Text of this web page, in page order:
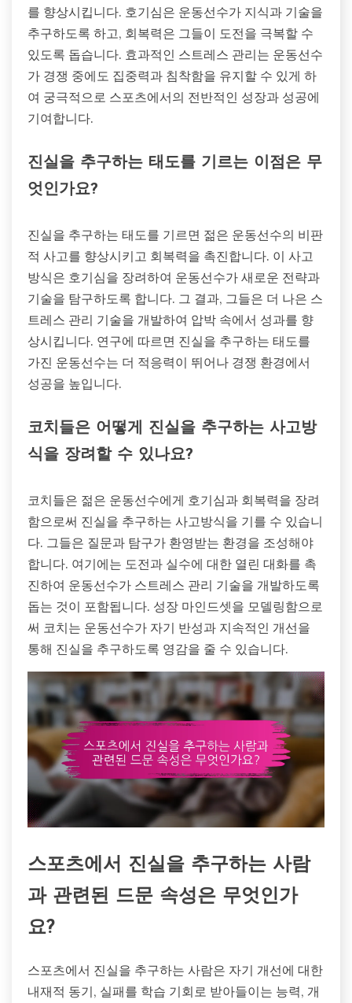
를 향상시킵니다. 호기심은 운동선수가 지식과 기술을
추구하도록 하고, 회복력은 그들이 도전을 극복할 수
있도록 돕습니다. 효과적인 스트레스 관리는 운동선수
가 경쟁 중에도 집중력과 침착함을 유지할 수 있게 하
여 궁극적으로 스포츠에서의 전반적인 성장과 성공에
기여합니다.
진실을 추구하는 태도를 기르는 이점은 무
엇인가요?
진실을 추구하는 태도를 기르면 젊은 운동선수의 비판
적 사고를 향상시키고 회복력을 촉진합니다. 이 사고
방식은 호기심을 장려하여 운동선수가 새로운 전략과
기술을 탐구하도록 합니다. 그 결과, 그들은 더 나은 스
트레스 관리 기술을 개발하여 압박 속에서 성과를 향
상시킵니다. 연구에 따르면 진실을 추구하는 태도를
가진 운동선수는 더 적응력이 뛰어나 경쟁 환경에서
성공을 높입니다.
코치들은 어떻게 진실을 추구하는 사고방
식을 장려할 수 있나요?
코치들은 젊은 운동선수에게 호기심과 회복력을 장려
함으로써 진실을 추구하는 사고방식을 기를 수 있습니
다. 그들은 질문과 탐구가 환영받는 환경을 조성해야
합니다. 여기에는 도전과 실수에 대한 열린 대화를 촉
진하여 운동선수가 스트레스 관리 기술을 개발하도록
돕는 것이 포함됩니다. 성장 마인드셋을 모델링함으로
써 코치는 운동선수가 자기 반성과 지속적인 개선을
통해 진실을 추구하도록 영감을 줄 수 있습니다.
스포츠에서 진실을 추구하는 사람
과 관련된 드문 속성은 무엇인가
요?
스포츠에서 진실을 추구하는 사람은 자기 개선에 대한
내재적 동기, 실패를 학습 기회로 받아들이는 능력, 개